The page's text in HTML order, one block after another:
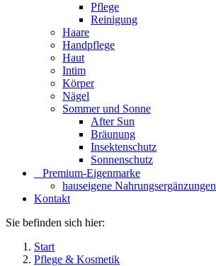
Pflege
Reinigung
Haare
Handpflege
Haut
Intim
Körper
Nägel
Sommer und Sonne
After Sun
Bräunung
Insektenschutz
Sonnenschutz
⠀​Premium-Eigenmarke
hauseigene Nahrungsergänzungen
Kontakt
Sie befinden sich hier:
Start
Pflege & Kosmetik